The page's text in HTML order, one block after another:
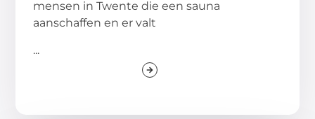
mensen in Twente die een sauna
aanschaffen en er valt
...